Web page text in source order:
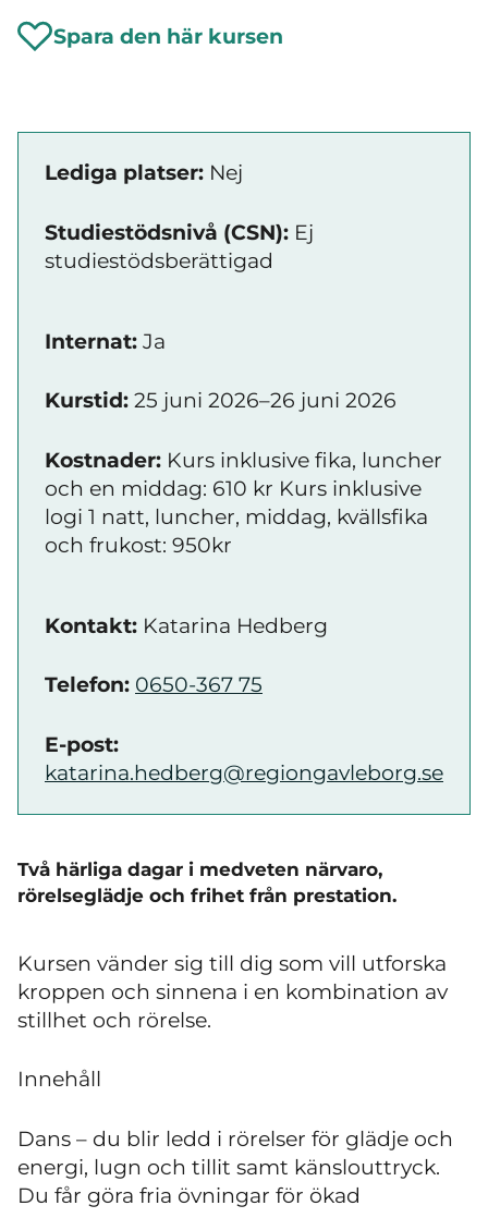
Spara den här kursen
Lediga platser: Nej
Studiestödsnivå (CSN): Ej
studiestödsberättigad
Internat: Ja
Kurstid: 25 juni 2026–26 juni 2026
Kostnader: Kurs inklusive fika, luncher
och en middag: 610 kr Kurs inklusive
logi 1 natt, luncher, middag, kvällsfika
och frukost: 950kr
Kontakt: Katarina Hedberg
Telefon: 0650-367 75
E-post:
katarina.hedberg@regiongavleborg.se
Två härliga dagar i medveten närvaro,
rörelseglädje och frihet från prestation.
Kursen vänder sig till dig som vill utforska
kroppen och sinnena i en kombination av
stillhet och rörelse.
Innehåll
Dans – du blir ledd i rörelser för glädje och
energi, lugn och tillit samt känslouttryck.
Du får göra fria övningar för ökad